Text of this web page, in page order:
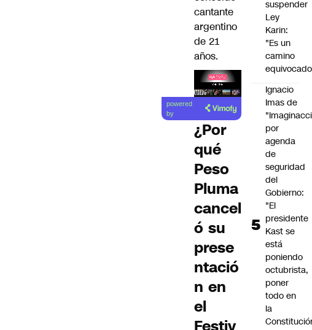
cantante
argentino
de 21
años.
Lea el
artículo
powered
by
¿Por
qué
Peso
Pluma
cancel
ó su
prese
ntació
n en
el
suspender
Ley
Karin:
"Es un
camino
Ignacio
Imas de
por
agenda
de
seguridad
del
Gobierno:
"El
presidente
Kast se
está
poniendo
octubrista,
poner
todo en
la